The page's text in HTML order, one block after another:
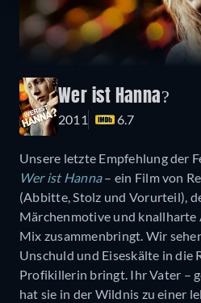
Wer ist Hanna?
2011 6.7
Unsere letzte Empfehlung der
Wer ist Hanna– ein Film von
(Abbitte, Stolz und Vorurteil),
Märchenmotive und knallharte
Mix zusammenbringt. Wir
Unschuld und Eiseskälte in die
Profikillerin bringt. Ihr Vater –
hat sie in der Wildnis zu einer